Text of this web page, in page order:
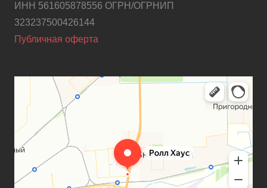
ИНН 561605878556 ОГРН/ОГРНИП
323237500426144
Публичная оферта